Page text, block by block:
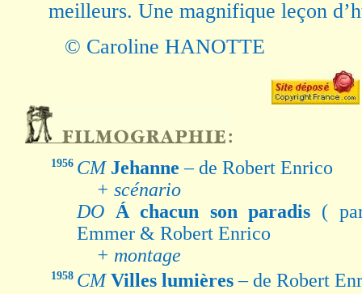
meilleurs. Une magnifique leçon
© Caroline HANOTTE
1956 CM Jehanne– de Robert Enrico
+ scénario
DO Á chacun son paradis (
Emmer & Robert Enrico
+ montage
1958 CM Villes lumières– de Robert